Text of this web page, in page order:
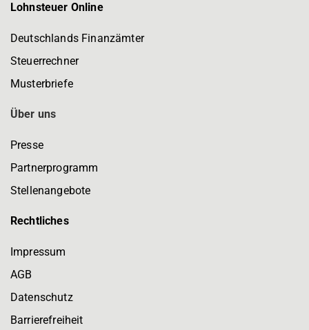
Lohnsteuer Online
Deutschlands Finanzämter
Steuerrechner
Musterbriefe
Über uns
Presse
Partnerprogramm
Stellenangebote
Rechtliches
Impressum
AGB
Datenschutz
Barrierefreiheit